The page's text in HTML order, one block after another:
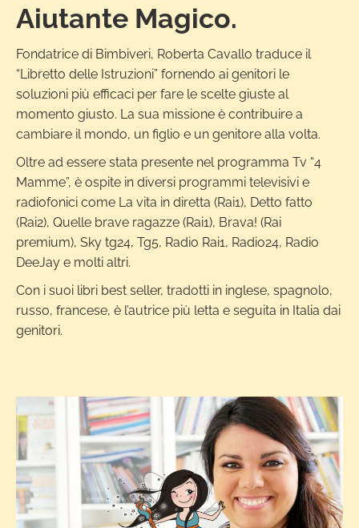
Aiutante Magico.
Fondatrice di Bimbiveri, Roberta Cavallo traduce il
“Libretto delle Istruzioni” fornendo ai genitori le
soluzioni più efficaci per fare le scelte giuste al
momento giusto. La sua missione è contribuire a
cambiare il mondo, un figlio e un genitore alla volta.
Oltre ad essere stata presente nel programma Tv “4
Mamme”, è ospite in diversi programmi televisivi e
radiofonici come La vita in diretta (Rai1), Detto fatto
(Rai2), Quelle brave ragazze (Rai1), Brava! (Rai
premium), Sky tg24, Tg5, Radio Rai1, Radio24, Radio
DeeJay e molti altri.
Con i suoi libri best seller, tradotti in inglese, spagnolo,
russo, francese, è l’autrice più letta e seguita in Italia dai
genitori.